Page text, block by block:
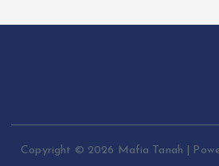
Copyright © 2026 Mafia Tanah |